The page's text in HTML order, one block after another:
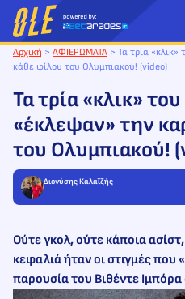
Μετάβαση
στο
περιεχόμενο
Αρχική > ΑΦΙΕΡΩΜΑΤΑ > Τα τρία
κάθε φίλου του Ολυμπιακού! (video)
Τα τρία «κλικ»
«έκλεψαν» την
του Ολυμπιακού!
Διονύσης Καλαϊζής
Ούτε γκολ, ούτε κάποια
κεφαλιά ήταν οι στιγμές που
παρουσία του Βιθέντε